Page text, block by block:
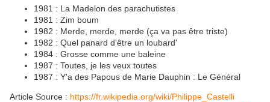
1981 : La Madelon des parachutistes
1981 : Zim boum
1982 : Merde, merde, merde (ça va pas être triste)
1982 : Quel panard d'être un loubard'
1984 : Grosse comme une baleine
1987 : Toutes, je les veux toutes
1987 : Y'a des Papous de Marie Dauphin : Le Général
Article Source : https://fr.wikipedia.org/wiki/Philippe_Castelli